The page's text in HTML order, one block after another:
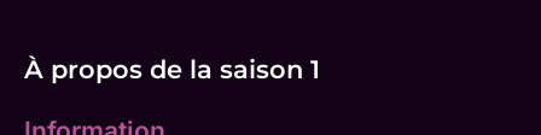
À propos de la saison 1